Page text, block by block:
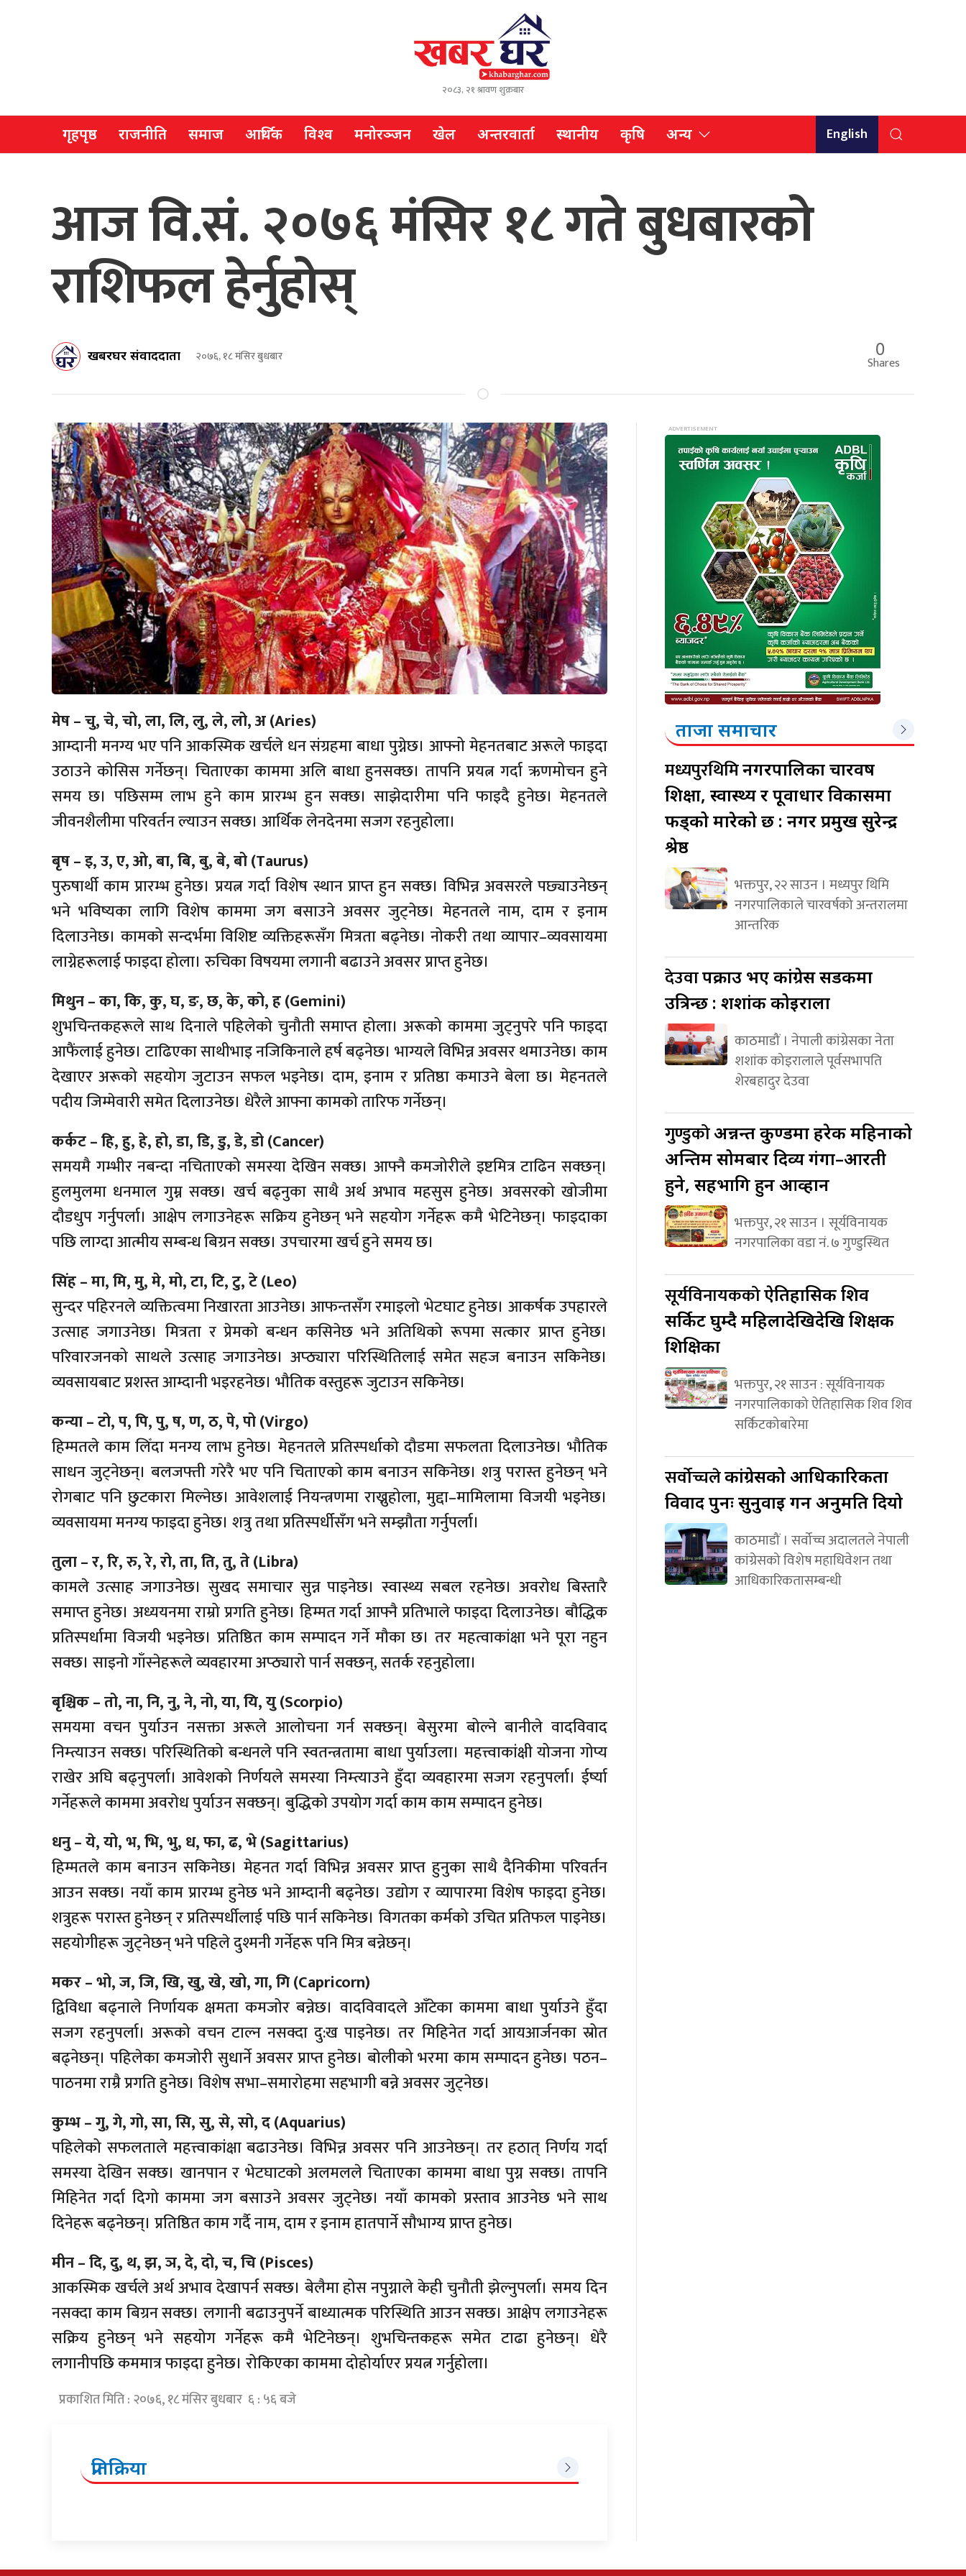
२०८३, २१ श्रावण शुक्रबार
गृहपृष्ठ राजनीति समाज आर्थिक विश्व मनोरञ्जन खेल अन्तरवार्ता स्थानीय कृषि अन्य English
आज वि.सं. २०७६ मंसिर १८ गते बुधबारको
राशिफल हेर्नुहोस्
खबरघर संवाददाता २०७६, १८ मंसिर बुधबार 0
Shares
मेष – चु, चे, चो, ला, लि, लु, ले, लो, अ (Aries)
आम्दानी मनग्य भए पनि आकस्मिक खर्चले धन संग्रहमा बाधा पुग्नेछ। आफ्नो मेहनतबाट अरूले फाइदा
उठाउने कोसिस गर्नेछन्। चिताएका काममा अलि बाधा हुनसक्छ। तापनि प्रयत्न गर्दा ऋणमोचन हुने
समय छ। पछिसम्म लाभ हुने काम प्रारम्भ हुन सक्छ। साझेदारीमा पनि फाइदै हुनेछ। मेहनतले
जीवनशैलीमा परिवर्तन ल्याउन सक्छ। आर्थिक लेनदेनमा सजग रहनुहोला।
बृष – इ, उ, ए, ओ, बा, बि, बु, बे, बो (Taurus)
पुरुषार्थी काम प्रारम्भ हुनेछ। प्रयत्न गर्दा विशेष स्थान प्राप्त हुन सक्छ। विभिन्न अवसरले पछ्याउनेछन्
भने भविष्यका लागि विशेष काममा जग बसाउने अवसर जुट्नेछ। मेहनतले नाम, दाम र इनाम
दिलाउनेछ। कामको सन्दर्भमा विशिष्ट व्यक्तिहरूसँग मित्रता बढ्नेछ। नोकरी तथा व्यापार–व्यवसायमा
लाग्नेहरूलाई फाइदा होला। रुचिका विषयमा लगानी बढाउने अवसर प्राप्त हुनेछ।
मिथुन – का, कि, कु, घ, ङ, छ, के, को, ह (Gemini)
शुभचिन्तकहरूले साथ दिनाले पहिलेको चुनौती समाप्त होला। अरूको काममा जुट्नुपरे पनि फाइदा
आफैंलाई हुनेछ। टाढिएका साथीभाइ नजिकिनाले हर्ष बढ्नेछ। भाग्यले विभिन्न अवसर थमाउनेछ। काम
देखाएर अरूको सहयोग जुटाउन सफल भइनेछ। दाम, इनाम र प्रतिष्ठा कमाउने बेला छ। मेहनतले
पदीय जिम्मेवारी समेत दिलाउनेछ। धेरैले आफ्ना कामको तारिफ गर्नेछन्।
कर्कट – हि, हु, हे, हो, डा, डि, डु, डे, डो (Cancer)
समयमै गम्भीर नबन्दा नचिताएको समस्या देखिन सक्छ। आफ्नै कमजोरीले इष्टमित्र टाढिन सक्छन्।
हुलमुलमा धनमाल गुम्न सक्छ। खर्च बढ्नुका साथै अर्थ अभाव महसुस हुनेछ। अवसरको खोजीमा
दौडधुप गर्नुपर्ला। आक्षेप लगाउनेहरू सक्रिय हुनेछन् भने सहयोग गर्नेहरू कमै भेटिनेछन्। फाइदाका
पछि लाग्दा आत्मीय सम्बन्ध बिग्रन सक्छ। उपचारमा खर्च हुने समय छ।
सिंह – मा, मि, मु, मे, मो, टा, टि, टु, टे (Leo)
सुन्दर पहिरनले व्यक्तित्वमा निखारता आउनेछ। आफन्तसँग रमाइलो भेटघाट हुनेछ। आकर्षक उपहारले
उत्साह जगाउनेछ। मित्रता र प्रेमको बन्धन कसिनेछ भने अतिथिको रूपमा सत्कार प्राप्त हुनेछ।
परिवारजनको साथले उत्साह जगाउनेछ। अप्ठ्यारा परिस्थितिलाई समेत सहज बनाउन सकिनेछ।
व्यवसायबाट प्रशस्त आम्दानी भइरहनेछ। भौतिक वस्तुहरू जुटाउन सकिनेछ।
कन्या – टो, प, पि, पु, ष, ण, ठ, पे, पो (Virgo)
हिम्मतले काम लिँदा मनग्य लाभ हुनेछ। मेहनतले प्रतिस्पर्धाको दौडमा सफलता दिलाउनेछ। भौतिक
साधन जुट्नेछन्। बलजफ्ती गरेरै भए पनि चिताएको काम बनाउन सकिनेछ। शत्रु परास्त हुनेछन् भने
रोगबाट पनि छुटकारा मिल्नेछ। आवेशलाई नियन्त्रणमा राख्नुहोला, मुद्दा–मामिलामा विजयी भइनेछ।
व्यवसायमा मनग्य फाइदा हुनेछ। शत्रु तथा प्रतिस्पर्धीसँग भने सम्झौता गर्नुपर्ला।
तुला – र, रि, रु, रे, रो, ता, ति, तु, ते (Libra)
कामले उत्साह जगाउनेछ। सुखद समाचार सुन्न पाइनेछ। स्वास्थ्य सबल रहनेछ। अवरोध बिस्तारै
समाप्त हुनेछ। अध्ययनमा राम्रो प्रगति हुनेछ। हिम्मत गर्दा आफ्नै प्रतिभाले फाइदा दिलाउनेछ। बौद्धिक
प्रतिस्पर्धामा विजयी भइनेछ। प्रतिष्ठित काम सम्पादन गर्ने मौका छ। तर महत्वाकांक्षा भने पूरा नहुन
सक्छ। साइनो गाँस्नेहरूले व्यवहारमा अप्ठ्यारो पार्न सक्छन्, सतर्क रहनुहोला।
बृश्चिक – तो, ना, नि, नु, ने, नो, या, यि, यु (Scorpio)
समयमा वचन पुर्याउन नसक्ता अरूले आलोचना गर्न सक्छन्। बेसुरमा बोल्ने बानीले वादविवाद
निम्त्याउन सक्छ। परिस्थितिको बन्धनले पनि स्वतन्त्रतामा बाधा पुर्याउला। महत्त्वाकांक्षी योजना गोप्य
राखेर अघि बढ्नुपर्ला। आवेशको निर्णयले समस्या निम्त्याउने हुँदा व्यवहारमा सजग रहनुपर्ला। ईर्ष्या
गर्नेहरूले काममा अवरोध पुर्याउन सक्छन्। बुद्धिको उपयोग गर्दा काम काम सम्पादन हुनेछ।
धनु – ये, यो, भ, भि, भु, ध, फा, ढ, भे (Sagittarius)
हिम्मतले काम बनाउन सकिनेछ। मेहनत गर्दा विभिन्न अवसर प्राप्त हुनुका साथै दैनिकीमा परिवर्तन
आउन सक्छ। नयाँ काम प्रारम्भ हुनेछ भने आम्दानी बढ्नेछ। उद्योग र व्यापारमा विशेष फाइदा हुनेछ।
शत्रुहरू परास्त हुनेछन् र प्रतिस्पर्धीलाई पछि पार्न सकिनेछ। विगतका कर्मको उचित प्रतिफल पाइनेछ।
सहयोगीहरू जुट्नेछन् भने पहिले दुश्मनी गर्नेहरू पनि मित्र बन्नेछन्।
मकर – भो, ज, जि, खि, खु, खे, खो, गा, गि (Capricorn)
द्विविधा बढ्नाले निर्णायक क्षमता कमजोर बन्नेछ। वादविवादले आँटेका काममा बाधा पुर्याउने हुँदा
सजग रहनुपर्ला। अरूको वचन टाल्न नसक्दा दु:ख पाइनेछ। तर मिहिनेत गर्दा आयआर्जनका स्रोत
बढ्नेछन्। पहिलेका कमजोरी सुधार्ने अवसर प्राप्त हुनेछ। बोलीको भरमा काम सम्पादन हुनेछ। पठन–
पाठनमा राम्रै प्रगति हुनेछ। विशेष सभा–समारोहमा सहभागी बन्ने अवसर जुट्नेछ।
कुम्भ – गु, गे, गो, सा, सि, सु, से, सो, द (Aquarius)
पहिलेको सफलताले महत्त्वाकांक्षा बढाउनेछ। विभिन्न अवसर पनि आउनेछन्। तर हठात् निर्णय गर्दा
समस्या देखिन सक्छ। खानपान र भेटघाटको अलमलले चिताएका काममा बाधा पुग्न सक्छ। तापनि
मिहिनेत गर्दा दिगो काममा जग बसाउने अवसर जुट्नेछ। नयाँ कामको प्रस्ताव आउनेछ भने साथ
दिनेहरू बढ्नेछन्। प्रतिष्ठित काम गर्दै नाम, दाम र इनाम हातपार्ने सौभाग्य प्राप्त हुनेछ।
मीन – दि, दु, थ, झ, ञ, दे, दो, च, चि (Pisces)
आकस्मिक खर्चले अर्थ अभाव देखापर्न सक्छ। बेलैमा होस नपुग्नाले केही चुनौती झेल्नुपर्ला। समय दिन
नसक्दा काम बिग्रन सक्छ। लगानी बढाउनुपर्ने बाध्यात्मक परिस्थिति आउन सक्छ। आक्षेप लगाउनेहरू
सक्रिय हुनेछन् भने सहयोग गर्नेहरू कमै भेटिनेछन्। शुभचिन्तकहरू समेत टाढा हुनेछन्। धेरै
लगानीपछि कममात्र फाइदा हुनेछ। रोकिएका काममा दोहोर्याएर प्रयत्न गर्नुहोला।
प्रकाशित मिति : २०७६, १८ मंसिर बुधबार ६ : ५६ बजे
प्रतिक्रिया
ताजा समाचार
मध्यपुरथिमिनगरपालिका चारवर्ष
शिक्षा, स्वास्थ्य र पूर्वाधार विकासमा
फड्को मारेको छ : नगर प्रमुख सुरेन्द्र
श्रेष्ठ
भक्तपुर, २२ साउन । मध्यपुर थिमि
नगरपालिकाले चारवर्षको अन्तरालमा
आन्तरिक
देउवापक्राउ भए कांग्रेस सडकमा
उत्रिन्छ : शशांक कोइराला
काठमाडौं । नेपाली कांग्रेसका नेता
शशांक कोइरालाले पूर्वसभापति
शेरबहादुर देउवा
गुण्डुकोअन्नन्त कुण्डमा हरेक महिनाको
अन्तिम सोमबार दिव्य गंगा–आरती
हुने, सहभागि हुन आव्हान
भक्तपुर, २१ साउन । सूर्यविनायक
नगरपालिका वडा नं. ७ गुण्डुस्थित
सूर्यविनायककोऐतिहासिक शिव
सर्किट घुम्दै महिलादेखिदेखि शिक्षक
शिक्षिका
भक्तपुर, २१ साउन : सूर्यविनायक
नगरपालिकाको ऐतिहासिक शिव शिव
सर्किटकोबारेमा
सर्वोच्चलेकांग्रेसको आधिकारिकता
विवाद पुनः सुनुवाइ गर्न अनुमति दियो
काठमाडौं । सर्वोच्च अदालतले नेपाली
कांग्रेसको विशेष महाधिवेशन तथा
आधिकारिकतासम्बन्धी